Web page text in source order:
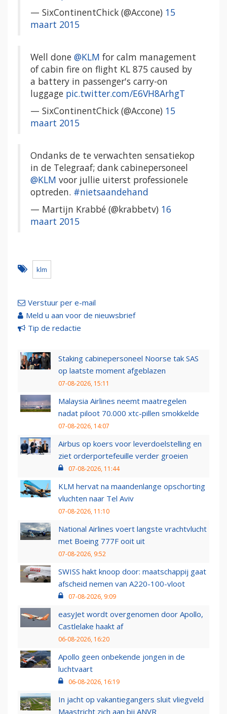
— SixContinentChick (@Accone) 15
maart 2015
Well done @KLM for calm management
of cabin fire on flight KL 875 caused by
a battery in passenger's carry-on
luggage pic.twitter.com/E6VH8ArhgT
— SixContinentChick (@Accone) 15
maart 2015
Ondanks de te verwachten sensatiekop
in de Telegraaf; dank cabinepersoneel
@KLM voor jullie uiterst professionele
optreden. #nietsaandehand
— Martijn Krabbé (@krabbetv) 16
maart 2015
klm
Verstuur per e-mail
Meld u aan voor de nieuwsbrief
Tip de redactie
Staking cabinepersoneel Noorse tak SAS
op laatste moment afgeblazen
07-08-2026, 15:11
Malaysia Airlines neemt maatregelen
nadat piloot 70.000 xtc-pillen smokkelde
07-08-2026, 14:07
Airbus op koers voor leverdoelstelling en
ziet orderportefeuille verder groeien
07-08-2026, 11:44
KLM hervat na maandenlange opschorting
vluchten naar Tel Aviv
07-08-2026, 11:10
National Airlines voert langste vrachtvlucht
met Boeing 777F ooit uit
07-08-2026, 9:52
SWISS hakt knoop door: maatschappij gaat
afscheid nemen van A220-100-vloot
07-08-2026, 9:09
easyJet wordt overgenomen door Apollo,
Castlelake haakt af
06-08-2026, 16:20
Apollo geen onbekende jongen in de
luchtvaart
06-08-2026, 16:19
In jacht op vakantiegangers sluit vliegveld
Maastricht zich aan bij ANVR